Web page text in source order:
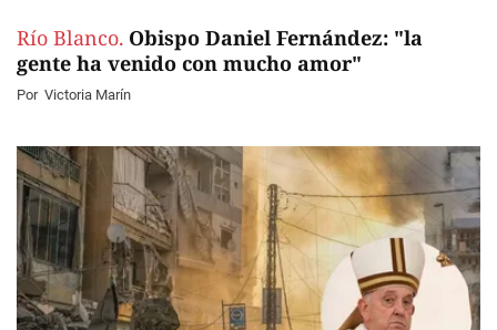
Río Blanco. Obispo Daniel Fernández: "la
gente ha venido con mucho amor"
Por Victoria Marín